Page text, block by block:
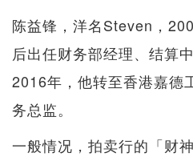
陈益锋，洋名Steven，
后出任财务部经理、结算
2016年，他转至香港嘉德
务总监。
一般情况，拍卖行的「财